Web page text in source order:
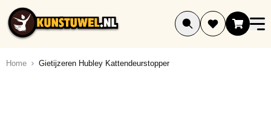
Ga naar de inhoud
Home Gietijzeren Hubley Kattendeurstopper